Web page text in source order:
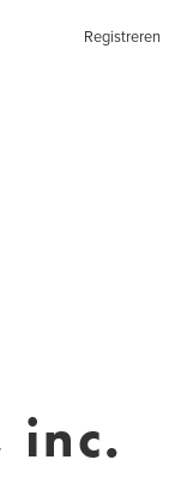
Registreren
inc.